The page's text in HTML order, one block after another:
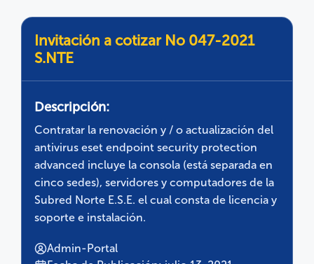
Invitación a cotizar No 047-2021
S.NTE
Descripción:
Contratar la renovación y / o actualización del
antivirus eset endpoint security protection
advanced incluye la consola (está separada en
cinco sedes), servidores y computadores de la
Subred Norte E.S.E. el cual consta de licencia y
soporte e instalación.
Admin-Portal